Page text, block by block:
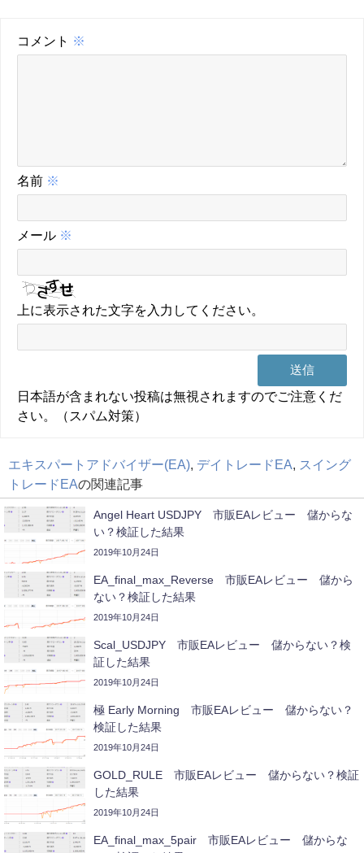
コメント ※
名前 ※
メール ※
上に表示された文字を入力してください。
日本語が含まれない投稿は無視されますのでご注意くだ
さい。（スパム対策）
エキスパートアドバイザー(EA) デイトレードEA
スイング
トレードEAの関連記事
Angel Heart USDJPY 市販EAレビュー 儲からな
い？検証した結果
2019年10月24日
EA_final_max_Reverse 市販EAレビュー 儲から
ない？検証した結果
2019年10月24日
Scal_USDJPY 市販EAレビュー 儲からない？検
証した結果
2019年10月24日
極 Early Morning 市販EAレビュー 儲からない？
検証した結果
2019年10月24日
GOLD_RULE 市販EAレビュー 儲からない？検証
した結果
2019年10月24日
EA_final_max_5pair 市販EAレビュー 儲からな